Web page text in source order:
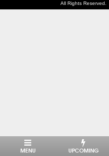
All Rights Reserved.
MENU UPCOMING